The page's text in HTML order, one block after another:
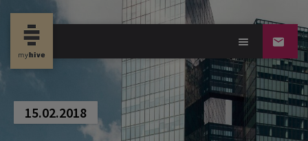
new property news
15.02.2018